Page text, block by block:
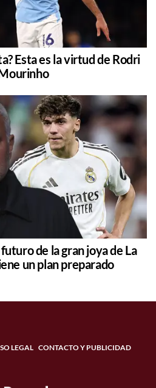
Esta es la virtud de Rodri
de la gran joya de La
un plan preparado
LEGAL CONTACTO Y PUBLICIDAD